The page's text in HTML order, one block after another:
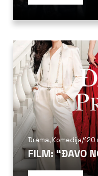
Drama, Komedija/120
FILM: “ĐAVO